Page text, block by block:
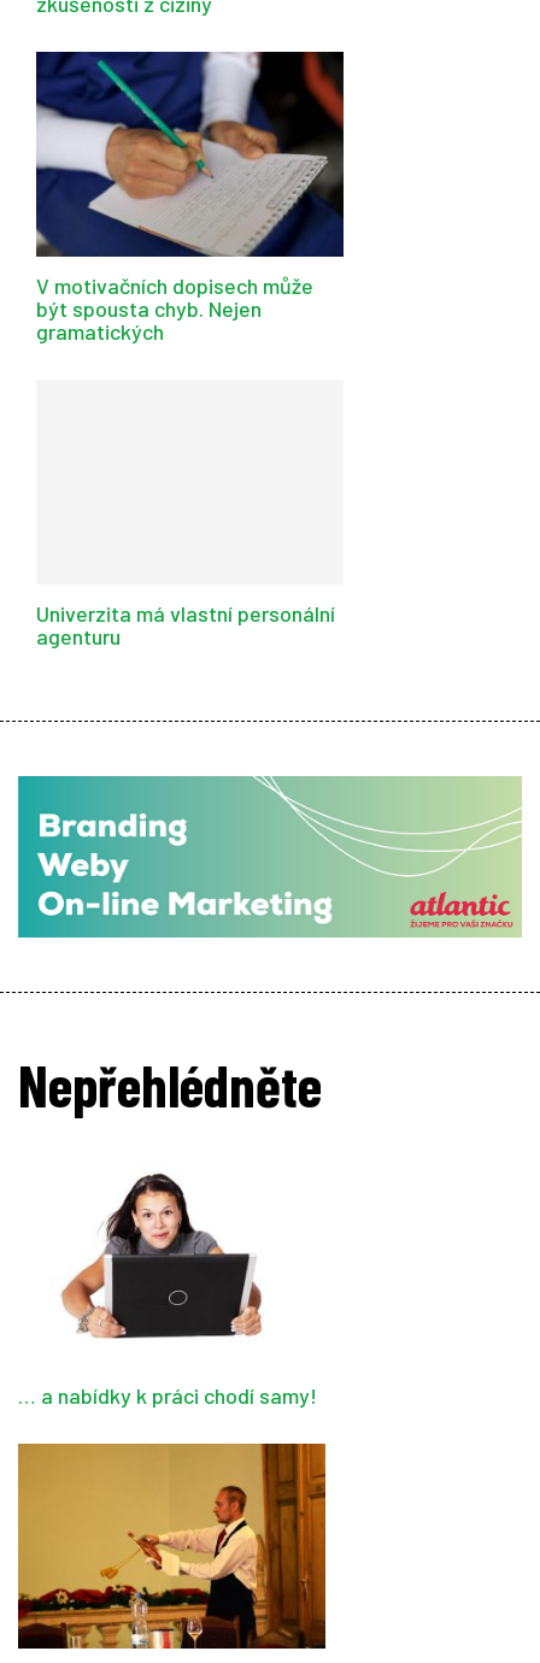
V motivačních dopisech může
být spousta chyb. Nejen
gramatických
Univerzita má vlastní personální
agenturu
Nepřehlédněte
… a nabídky k práci chodí samy!